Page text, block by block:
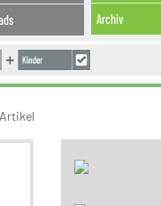
Archiv